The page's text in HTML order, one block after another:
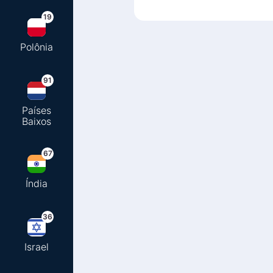
19
Polônia
91
Países
Baixos
67
Índia
36
Israel